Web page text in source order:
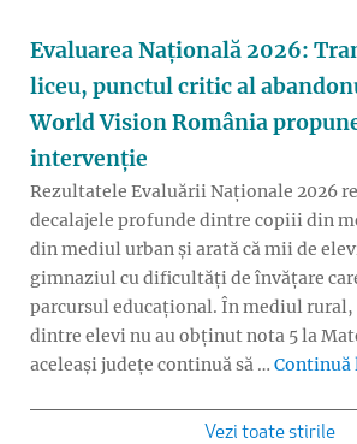
Evaluarea Națională 2026:
liceu, punctul critic al
World Vision România
intervenție
Rezultatele Evaluării Naționale 2026
decalajele profunde dintre copiii din
din mediul urban și arată că mii de
gimnaziul cu dificultăți de învățare
parcursul educațional. În mediul rural,
dintre elevi nu au obținut nota 5 la
aceleași județe continuă să … Continuă
Vezi toate stirile